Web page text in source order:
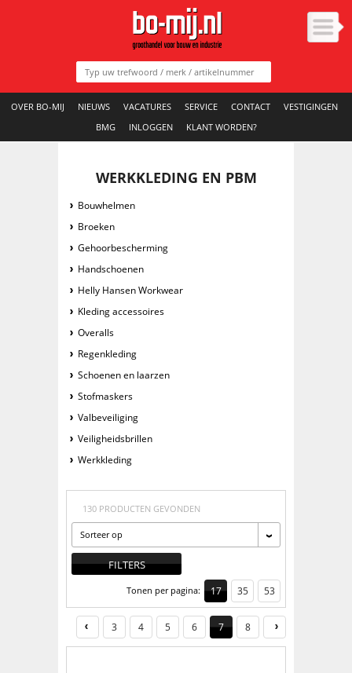
OVER BO-MIJ NIEUWS VACATURES SERVICE CONTACT
VESTIGINGEN
BMG
INLOGGEN KLANT WORDEN?
WERKKLEDING EN PBM
Bouwhelmen
Broeken
Gehoorbescherming
Handschoenen
Helly Hansen Workwear
Kleding accessoires
Overalls
Regenkleding
Schoenen en laarzen
Stofmaskers
Valbeveiliging
Veiligheidsbrillen
Werkkleding
130 PRODUCTEN GEVONDEN
Sorteer op
FILTERS
Tonen per pagina: 17 35 53
3 4 5 6 7 8